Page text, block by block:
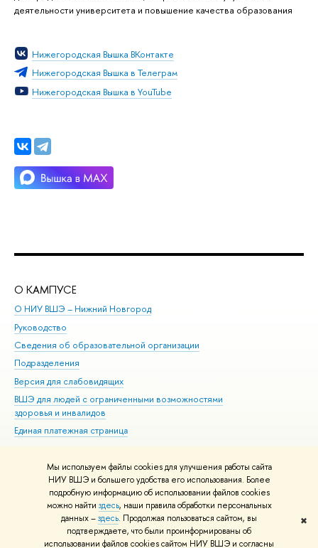
Мы используем файлы cookies для улучшения работы сайта
НИУ ВШЭ и большего удобства его использования. Более
подробную информацию об использовании файлов cookies
можно найти здесь, наши правила обработки персональных
данных –здесь. Продолжая пользоваться сайтом, вы
подтверждаете, что были проинформированы об
использовании файлов cookies сайтом НИУ ВШЭ и согласны
✖
деятельности университета и повышение качества образования
Нижегородская Вышка ВКонтакте
Нижегородская Вышка в Телеграм
Нижегородская Вышка в YouTube
О КАМПУСЕ
О НИУ ВШЭ – Нижний Новгород
Руководство
Сведения об образовательной организации
Подразделения
Версия для слабовидящих
ВШЭ для людей с ограниченными возможностями
здоровья и инвалидов
Единая платежная страница
© НИУ ВШЭ 1993–2026 Адреса и контакты Условия использования